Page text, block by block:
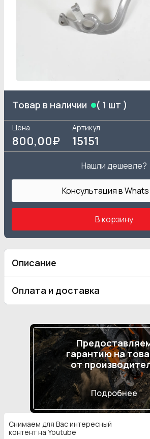
Товар в наличии ( 1 шт )
Цена
800,00₽
Артикул
15151
Нашли дешевле?
Консультация в
В корзину
Описание
Оплата и доставка
гарантию на
от
Подробнее
Снимаем для Вас интересный
контент на Youtube